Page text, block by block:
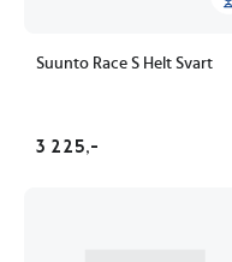
Suunto Race S Helt Svart
3 225,-